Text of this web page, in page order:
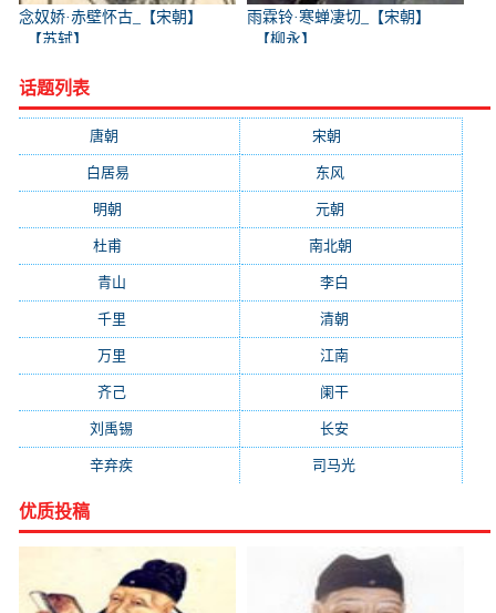
念奴娇·赤壁怀古_【宋朝】
_【苏轼】
雨霖铃·寒蝉凄切_【宋朝】
_【柳永】
话题列表
唐朝 宋朝
白居易 东风
明朝 元朝
杜甫 南北朝
青山 李白
千里 清朝
万里 江南(805)
齐己(781) 阑干(723)
刘禹锡 长安(695)
辛弃疾 司马光
优质投稿